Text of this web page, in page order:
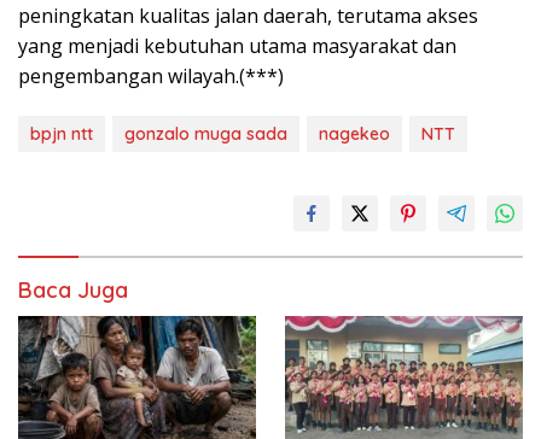
peningkatan kualitas jalan daerah, terutama akses
yang menjadi kebutuhan utama masyarakat dan
pengembangan wilayah.(***)
bpjn ntt gonzalo muga sada nagekeo NTT
Baca Juga